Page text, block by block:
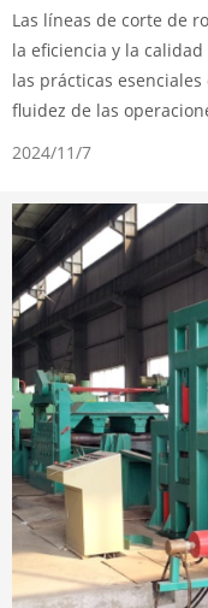
Las líneas de corte de
la eficiencia y la
las prácticas
fluidez de las
2024/11/7